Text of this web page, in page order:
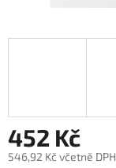
452 Kč
546,92 Kč včetně DPH